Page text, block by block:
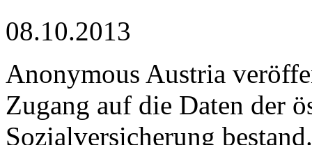
08.10.2013
Anonymous Austria
Zugang auf die Daten der
Sozialversicherung